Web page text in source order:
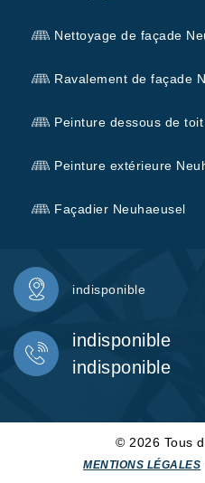
Nettoyage de façade
Ravalement de façade
Peinture dessous de
Peinture extérieure
Façadier Neuhaeusel
indisponible
indisponible
indisponible
© 2026 Tous
MENTIONS LÉGALES